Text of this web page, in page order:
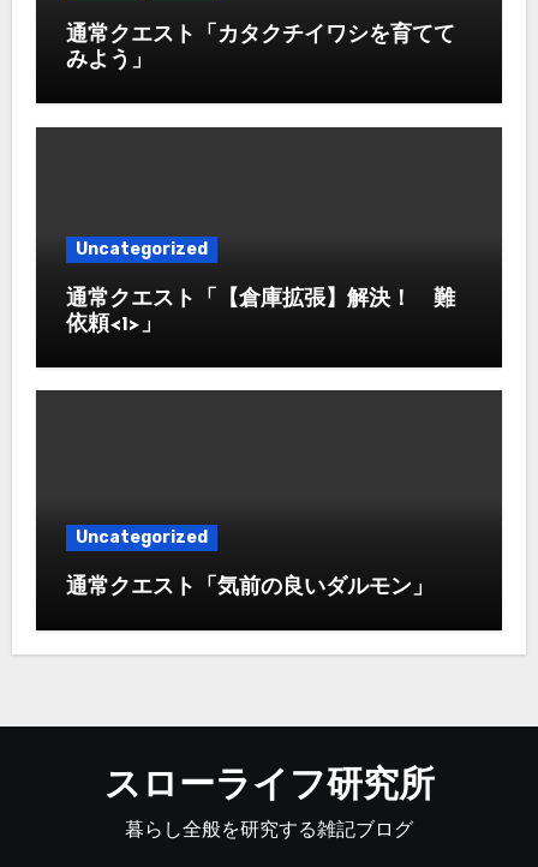
通常クエスト「カタクチイワシを育てて
みよう」
Uncategorized
通常クエスト「【倉庫拡張】解決！ 難
依頼<1>」
Uncategorized
通常クエスト「気前の良いダルモン」
スローライフ研究所
暮らし全般を研究する雑記ブログ